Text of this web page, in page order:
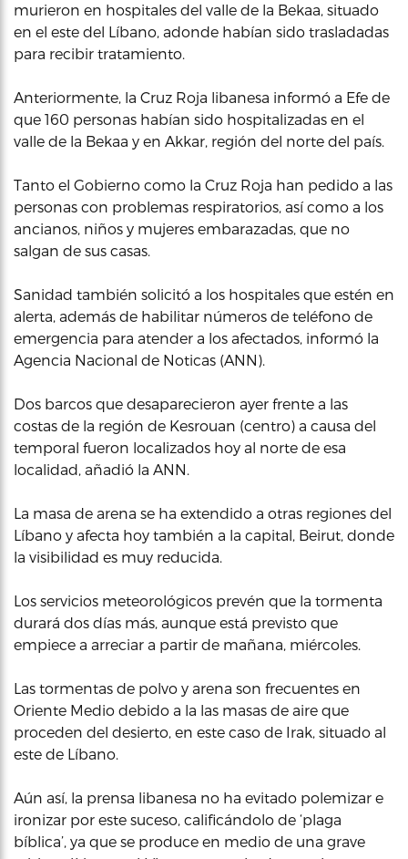
murieron en hospitales del valle de la Bekaa, situado
en el este del Líbano, adonde habían sido trasladadas
para recibir tratamiento.
Anteriormente, la Cruz Roja libanesa informó a Efe de
que 160 personas habían sido hospitalizadas en el
valle de la Bekaa y en Akkar, región del norte del país.
Tanto el Gobierno como la Cruz Roja han pedido a las
personas con problemas respiratorios, así como a los
ancianos, niños y mujeres embarazadas, que no
salgan de sus casas.
Sanidad también solicitó a los hospitales que estén en
alerta, además de habilitar números de teléfono de
emergencia para atender a los afectados, informó la
Agencia Nacional de Noticas (ANN).
Dos barcos que desaparecieron ayer frente a las
costas de la región de Kesrouan (centro) a causa del
temporal fueron localizados hoy al norte de esa
localidad, añadió la ANN.
La masa de arena se ha extendido a otras regiones del
Líbano y afecta hoy también a la capital, Beirut, donde
la visibilidad es muy reducida.
Los servicios meteorológicos prevén que la tormenta
durará dos días más, aunque está previsto que
empiece a arreciar a partir de mañana, miércoles.
Las tormentas de polvo y arena son frecuentes en
Oriente Medio debido a la las masas de aire que
proceden del desierto, en este caso de Irak, situado al
este de Líbano.
Aún así, la prensa libanesa no ha evitado polemizar e
ironizar por este suceso, calificándolo de ‘plaga
bíblica’, ya que se produce en medio de una grave